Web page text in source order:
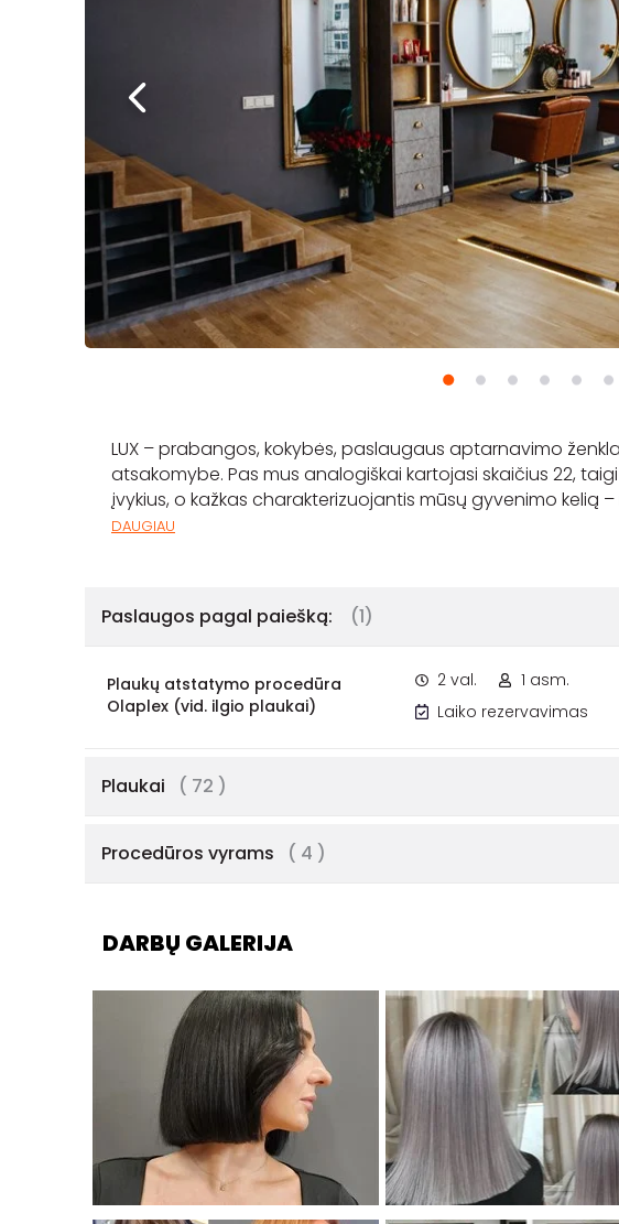
LUX – prabangos, kokybės, paslaugaus aptarnavimo
atsakomybe. Pas mus analogiškai kartojasi skaičius 22,
įvykius, o kažkas charakterizuojantis mūsų gyvenimo kelią
DAUGIAU
Paslaugos pagal paiešką: (1)
Plaukų atstatymo procedūra
Olaplex (vid. ilgio plaukai)
2 val.
1 asm.
Laiko rezervavimas
Plaukai ( 72 )
Procedūros vyrams ( 4 )
DARBŲ GALERIJA